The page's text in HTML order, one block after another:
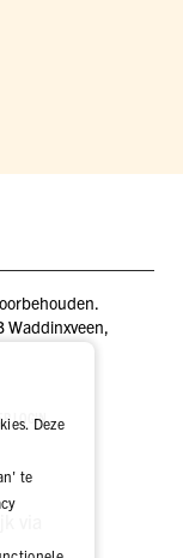
Waddinxveen,
LOGIN
via
Deze
te